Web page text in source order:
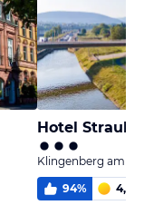
Hotel
Klingenberg am
94% 4,0